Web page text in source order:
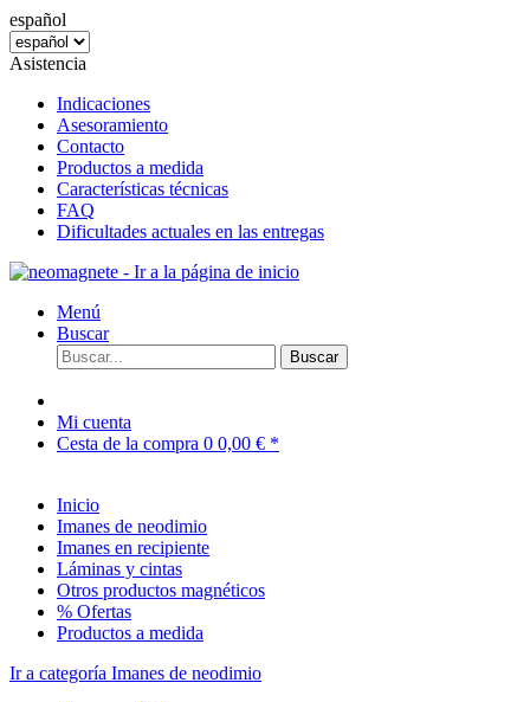
español
Asistencia
Indicaciones
Asesoramiento
Contacto
Productos a medida
Características técnicas
FAQ
Dificultades actuales en las entregas
Menú
Buscar
Buscar
Mi cuenta
Cesta de la compra 0 0,00 € *
Inicio
Imanes de neodimio
Imanes en recipiente
Láminas y cintas
Otros productos magnéticos
% Ofertas
Productos a medida
Ir a categoría Imanes de neodimio